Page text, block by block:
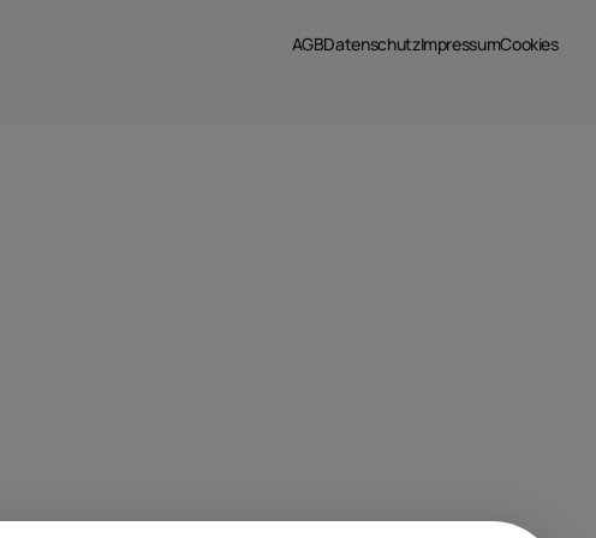
AGBDatenschutzImpressumCookies